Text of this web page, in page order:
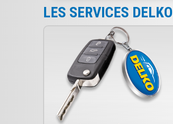
LES SERVICES DELKO